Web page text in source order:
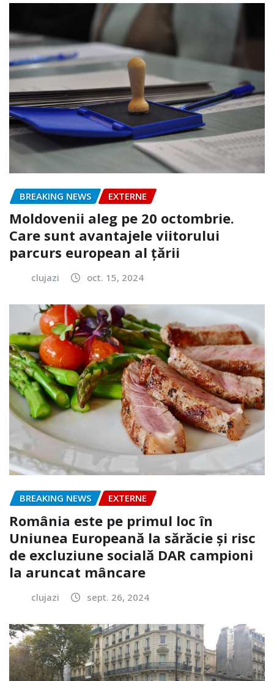
BREAKING NEWS EXTERNE
Moldovenii aleg pe 20 octombrie.
Care sunt avantajele viitorului
parcurs european al țării
clujazi oct. 15, 2024
BREAKING NEWS EXTERNE
România este pe primul loc în
Uniunea Europeană la sărăcie și risc
de excluziune socială DAR campioni
la aruncat mâncare
clujazi sept. 26, 2024